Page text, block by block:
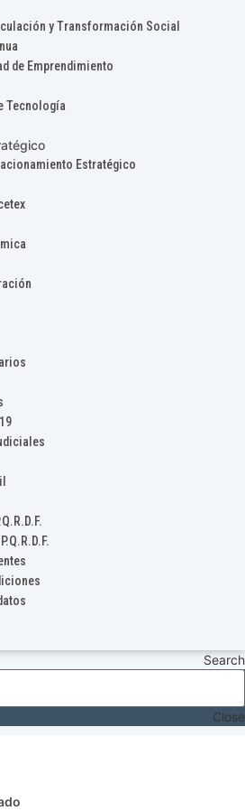
y Transformación Social
de Emprendimiento
Tecnología
Estratégico
Search
Close